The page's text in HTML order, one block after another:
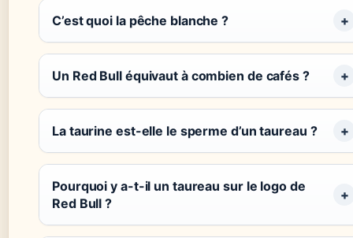
C’est quoi la pêche blanche ?
Un Red Bull équivaut à combien de cafés ?
La taurine est-elle le sperme d’un taureau ?
Pourquoi y a-t-il un taureau sur le logo de
Red Bull ?